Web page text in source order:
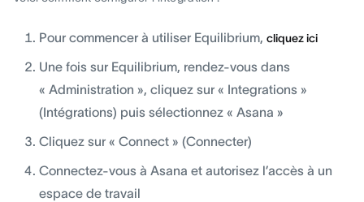
Pour commencer à utiliser Equilibrium, cliquez ici
Une fois sur Equilibrium, rendez-vous dans
« Administration », cliquez sur « Integrations »
(Intégrations) puis sélectionnez « Asana »
Cliquez sur « Connect » (Connecter)
Connectez-vous à Asana et autorisez l’accès à un
espace de travail